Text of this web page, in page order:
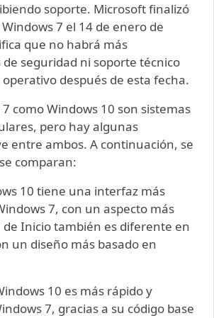
soporte. Microsoft finalizó
7 el 14 de enero de
que no habrá más
seguridad ni soporte técnico
después de esta fecha.
como Windows 10 son sistemas
pero hay algunas
entre ambos. A continuación, se
comparan:
10 tiene una interfaz más
7, con un aspecto más
de Inicio también es diferente en
un diseño más basado en
10 es más rápido y
7, gracias a su código base